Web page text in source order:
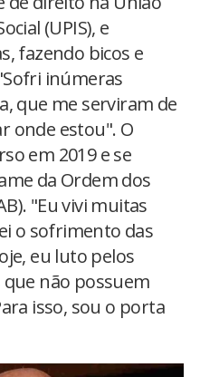
(UPIS), e
fazendo bicos e
inúmeras
que me serviram de
onde estou". O
em 2019 e se
da Ordem dos
"Eu vivi muitas
o sofrimento das
eu luto pelos
não possuem
isso, sou o porta